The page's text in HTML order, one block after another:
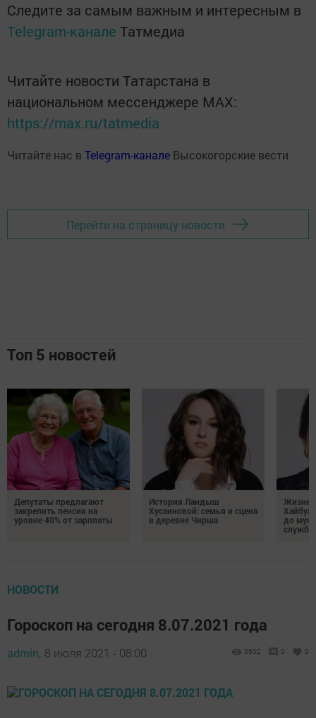
Следите за самым важным и интересным в
Telegram-канале Татмедиа
Читайте новости Татарстана в
национальном мессенджере MАХ:
https://max.ru/tatmedia
Читайте нас в Telegram-канале Высокогорские вести
Перейти на страницу новости
Топ 5 новостей
Депутаты предлагают
закрепить пенсии на
уровне 40% от зарплаты
История Ландыш
Хусаиновой: семья и сцена
в деревне Чирша
до
службы
НОВОСТИ
Гороскоп на сегодня 8.07.2021 года
admin, 8 июля 2021 - 08:00 3602 0 0